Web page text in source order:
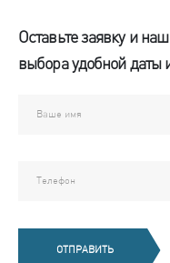
Оставьте заявку и
выбора удобной даты
ОТПРАВИТЬ